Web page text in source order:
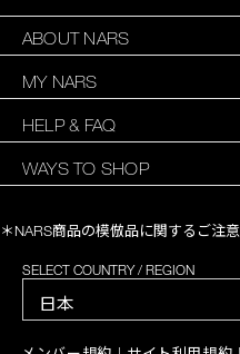
ABOUT NARS
MY NARS
HELP & FAQ
WAYS TO SHOP
＊NARS商品の模倣品に関するご注意
SELECT COUNTRY / REGION